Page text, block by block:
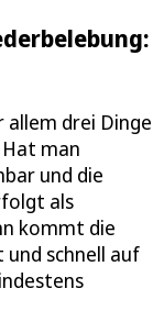
allem drei Dinge
man
und die
als
kommt die
und schnell auf